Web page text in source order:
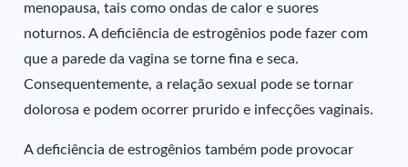
menopausa, tais como ondas de calor e suores
noturnos. A deficiência de estrogênios pode fazer com
que a parede da vagina se torne fina e seca.
Consequentemente, a relação sexual pode se tornar
dolorosa e podem ocorrer prurido e infecções vaginais.
A deficiência de estrogênios também pode provocar